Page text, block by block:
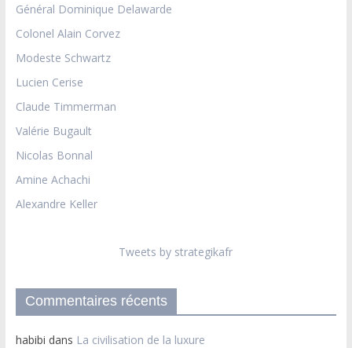
Général Dominique Delawarde
Colonel Alain Corvez
Modeste Schwartz
Lucien Cerise
Claude Timmerman
Valérie Bugault
Nicolas Bonnal
Amine Achachi
Alexandre Keller
Tweets by strategikafr
Commentaires récents
habibi dans La civilisation de la luxure